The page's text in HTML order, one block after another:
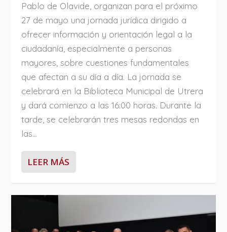
Pablo de Olavide, organizan para el próximo
27 de mayo una jornada jurídica dirigido a
ofrecer información y orientación legal a la
ciudadanía, especialmente a personas
mayores, sobre cuestiones fundamentales
que afectan a su día a día. La jornada se
celebrará en la Biblioteca Municipal de Utrera
y dará comienzo a las 16:00 horas. Durante la
tarde, se celebrarán tres mesas redondas en
las...
LEER MÁS